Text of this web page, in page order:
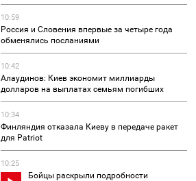
10:59
Россия и Словения впервые за четыре года
обменялись посланиями
10:42
Алаудинов: Киев экономит миллиарды
долларов на выплатах семьям погибших
10:34
Финляндия отказала Киеву в передаче ракет
для Patriot
10:25
Бойцы раскрыли подробности